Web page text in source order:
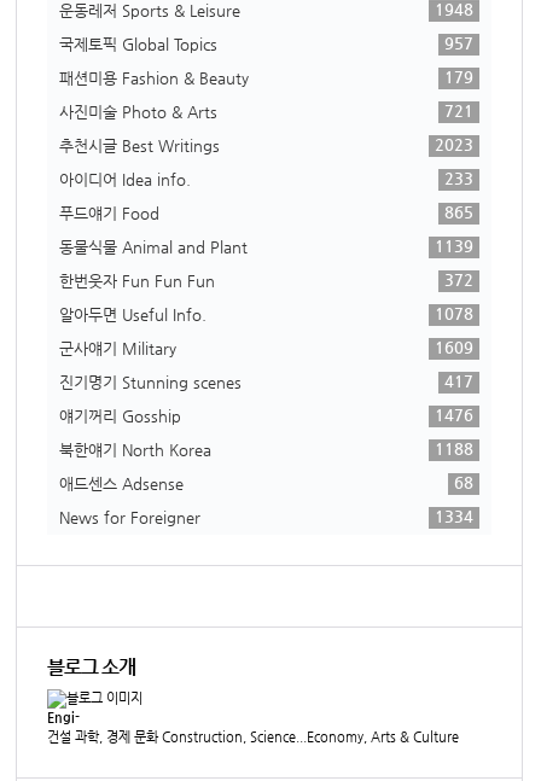
운동레저 Sports & Leisure
1948
국제토픽 Global Topics
957
패션미용 Fashion & Beauty
179
사진미술 Photo & Arts
721
추천시글 Best Writings
2023
아이디어 Idea info.
233
푸드얘기 Food
865
동물식물 Animal and Plant
1139
한번웃자 Fun Fun Fun
372
알아두면 Useful Info.
1078
군사얘기 Military
1609
진기명기 Stunning scenes
417
얘기꺼리 Gosship
1476
북한얘기 North Korea
1188
애드센스 Adsense
68
News for Foreigner
1334
블로그 소개
Engi-
건설 과학, 경제 문화 Construction, Science...Economy, Arts & Culture